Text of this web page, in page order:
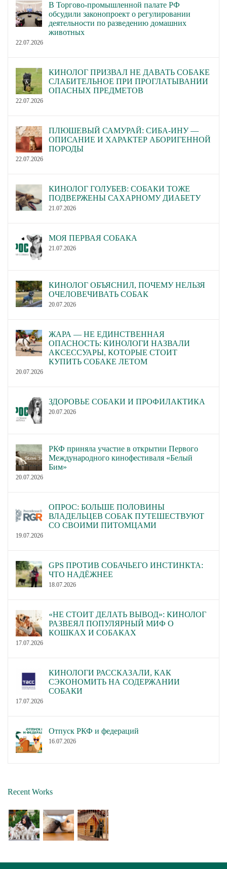
В Торгово-промышленной палате РФ
обсудили законопроект о регулировании
деятельности по разведению домашних
животных
22.07.2026
КИНОЛОГ ПРИЗВАЛ НЕ ДАВАТЬ СОБАКЕ
СЛАБИТЕЛЬНОЕ ПРИ ПРОГЛАТЫВАНИИ
ОПАСНЫХ ПРЕДМЕТОВ
22.07.2026
ПЛЮШЕВЫЙ САМУРАЙ: СИБА-ИНУ —
ОПИСАНИЕ И ХАРАКТЕР АБОРИГЕННОЙ
ПОРОДЫ
22.07.2026
КИНОЛОГ ГОЛУБЕВ: СОБАКИ ТОЖЕ
ПОДВЕРЖЕНЫ САХАРНОМУ ДИАБЕТУ
21.07.2026
МОЯ ПЕРВАЯ СОБАКА
21.07.2026
КИНОЛОГ ОБЪЯСНИЛ, ПОЧЕМУ НЕЛЬЗЯ
ОЧЕЛОВЕЧИВАТЬ СОБАК
20.07.2026
ЖАРА — НЕ ЕДИНСТВЕННАЯ
ОПАСНОСТЬ: КИНОЛОГИ НАЗВАЛИ
АКСЕССУАРЫ, КОТОРЫЕ СТОИТ
КУПИТЬ СОБАКЕ ЛЕТОМ
20.07.2026
ЗДОРОВЬЕ СОБАКИ И ПРОФИЛАКТИКА
20.07.2026
РКФ приняла участие в открытии Первого
Международного кинофестиваля «Белый
Бим»
20.07.2026
ОПРОС: БОЛЬШЕ ПОЛОВИНЫ
ВЛАДЕЛЬЦЕВ СОБАК ПУТЕШЕСТВУЮТ
СО СВОИМИ ПИТОМЦАМИ
19.07.2026
GPS ПРОТИВ СОБАЧЬЕГО ИНСТИНКТА:
ЧТО НАДЁЖНЕЕ
18.07.2026
«НЕ СТОИТ ДЕЛАТЬ ВЫВОД»: КИНОЛОГ
РАЗВЕЯЛ ПОПУЛЯРНЫЙ МИФ О
КОШКАХ И СОБАКАХ
17.07.2026
КИНОЛОГИ РАССКАЗАЛИ, КАК
СЭКОНОМИТЬ НА СОДЕРЖАНИИ
СОБАКИ
17.07.2026
Отпуск РКФ и федераций
16.07.2026
Recent Works